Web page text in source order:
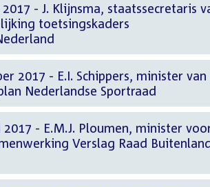
- J. Klijnsma, staatssecretaris
toetsingskaders
2017 - E.I. Schippers, minister van
Nederlandse Sportraad
- E.M.J. Ploumen, minister
Verslag Raad